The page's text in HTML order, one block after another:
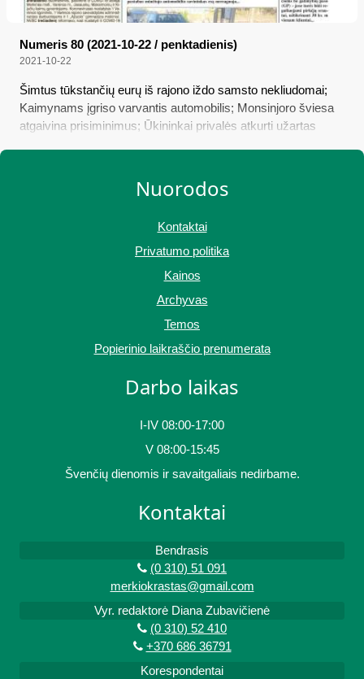
Numeris 80 (2021-10-22 / penktadienis)
2021-10-22
Šimtus tūkstančių eurų iš rajono iždo samsto nekliudomai;
Kaimynams įgriso varvantis automobilis; Monsinjoro šviesa
atgaivina prisiminimus; Ūkininkai privalės atkurti užartas
Nuorodos
Kontaktai
Privatumo politika
Kainos
Archyvas
Temos
Popierinio laikraščio prenumerata
Darbo laikas
I-IV 08:00-17:00
V 08:00-15:45
Švenčių dienomis ir savaitgaliais nedirbame.
Kontaktai
Bendrasis
(0 310) 51 091
merkiokrastas@gmail.com
Vyr. redaktorė Diana Zubavičienė
(0 310) 52 410
+370 686 36791
Korespondentai